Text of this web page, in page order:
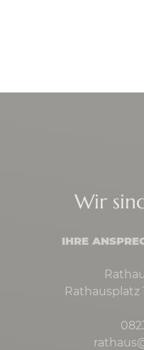
Wir
IHRE
Rathausplatz